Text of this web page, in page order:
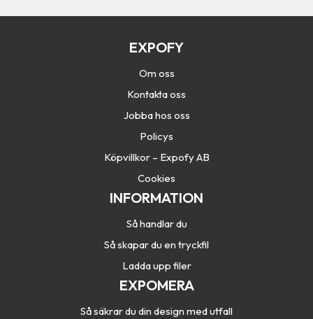
EXPOFY
Om oss
Kontakta oss
Jobba hos oss
Policys
Köpvillkor – Expofy AB
Cookies
INFORMATION
Så handlar du
Så skapar du en tryckfil
Ladda upp filer
EXPOMERA
Så säkrar du din design med utfall